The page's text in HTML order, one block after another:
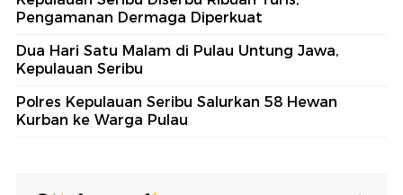
Pengamanan Dermaga Diperkuat
Dua Hari Satu Malam di Pulau Untung Jawa,
Kepulauan Seribu
Polres Kepulauan Seribu Salurkan 58 Hewan
Kurban ke Warga Pulau